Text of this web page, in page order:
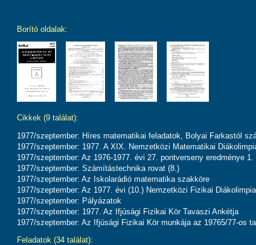
Borító oldalak:
Cikkek (9 találat):
1977/szeptember: Híres matematikai feladatok, Bolyai Farkastól
1977/szeptember: 1977. A XIX. Nemzetközi Matematikai
1977/szeptember: Az 1976-1977. évi 27. pontverseny eredménye 1.
1977/szeptember: Számítástechnika rovat (8.)
1977/szeptember: Az Iskolarádió matematika szakköre
1977/szeptember: Az 1977. évi (10.) Nemzetközi Fizikai Diákolimpia
1977/szeptember: Pályázatok
1977/szeptember: 1977. Az Ifjúsági Fizikai Kör Tavaszi Ankétja
1977/szeptember: Az Ifjúsági Fizikai Kör munkája az 19765/77-os
Feladatok (34 találat):